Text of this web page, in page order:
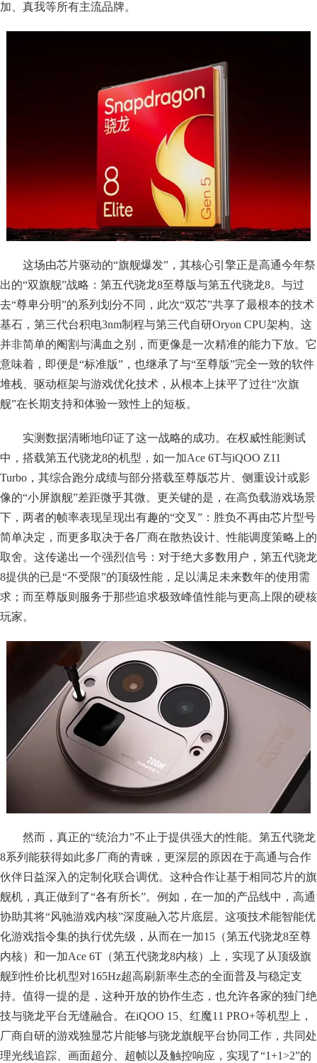
加、真我等所有主流品牌。
这场由芯片驱动的“旗舰爆发”，其核心引擎正是高通今年祭
出的“双旗舰”战略：第五代骁龙8至尊版与第五代骁龙8。与过
去“尊卑分明”的系列划分不同，此次“双芯”共享了最根本的技术
基石，第三代台积电3nm制程与第三代自研Oryon CPU架构。这
并非简单的阉割与满血之别，而更像是一次精准的能力下放。它
意味着，即便是“标准版”，也继承了与“至尊版”完全一致的软件
堆栈、驱动框架与游戏优化技术，从根本上抹平了过往“次旗
舰”在长期支持和体验一致性上的短板。
实测数据清晰地印证了这一战略的成功。在权威性能测试
中，搭载第五代骁龙8的机型，如一加Ace 6T与iQOO Z11
Turbo，其综合跑分成绩与部分搭载至尊版芯片、侧重设计或影
像的“小屏旗舰”差距微乎其微。更关键的是，在高负载游戏场景
下，两者的帧率表现呈现出有趣的“交叉”：胜负不再由芯片型号
简单决定，而更多取决于各厂商在散热设计、性能调度策略上的
取舍。这传递出一个强烈信号：对于绝大多数用户，第五代骁龙
8提供的已是“不受限”的顶级性能，足以满足未来数年的使用需
求；而至尊版则服务于那些追求极致峰值性能与更高上限的硬核
玩家。
然而，真正的“统治力”不止于提供强大的性能。第五代骁龙
8系列能获得如此多厂商的青睐，更深层的原因在于高通与合作
伙伴日益深入的定制化联合调优。这种合作让基于相同芯片的旗
舰机，真正做到了“各有所长”。例如，在一加的产品线中，高通
协助其将“风驰游戏内核”深度融入芯片底层。这项技术能智能优
化游戏指令集的执行优先级，从而在一加15（第五代骁龙8至尊
内核）和一加Ace 6T（第五代骁龙8内核）上，实现了从顶级旗
舰到性价比机型对165Hz超高刷新率生态的全面普及与稳定支
持。值得一提的是，这种开放的协作生态，也允许各家的独门绝
技与骁龙平台无缝融合。在iQOO 15、红魔11 PRO+等机型上，
厂商自研的游戏独显芯片能够与骁龙旗舰平台协同工作，共同处
理光线追踪、画面超分、超帧以及触控响应，实现了“1+1>2”的